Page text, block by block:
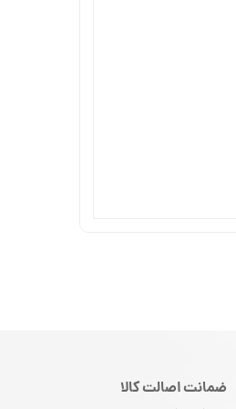
ضمانت اصالت کالا